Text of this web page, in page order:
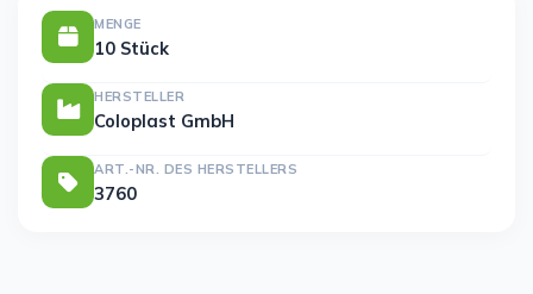
MENGE
10 Stück
HERSTELLER
Coloplast GmbH
ART.-NR. DES HERSTELLERS
3760